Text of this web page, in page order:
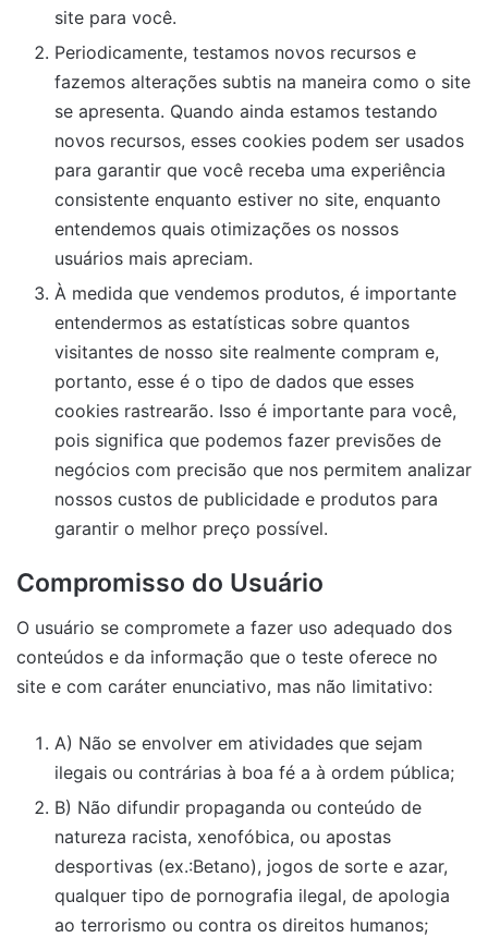
site para você.
Periodicamente, testamos novos recursos e
fazemos alterações subtis na maneira como o site
se apresenta. Quando ainda estamos testando
novos recursos, esses cookies podem ser usados ​​
para garantir que você receba uma experiência
consistente enquanto estiver no site, enquanto
entendemos quais otimizações os nossos
usuários mais apreciam.
À medida que vendemos produtos, é importante
entendermos as estatísticas sobre quantos
visitantes de nosso site realmente compram e,
portanto, esse é o tipo de dados que esses
cookies rastrearão. Isso é importante para você,
pois significa que podemos fazer previsões de
negócios com precisão que nos permitem analizar
nossos custos de publicidade e produtos para
garantir o melhor preço possível.
Compromisso do Usuário
O usuário se compromete a fazer uso adequado dos
conteúdos e da informação que o teste oferece no
site e com caráter enunciativo, mas não limitativo:
A) Não se envolver em atividades que sejam
ilegais ou contrárias à boa fé a à ordem pública;
B) Não difundir propaganda ou conteúdo de
natureza racista, xenofóbica, ou apostas
desportivas (ex.:Betano), jogos de sorte e azar,
qualquer tipo de pornografia ilegal, de apologia
ao terrorismo ou contra os direitos humanos;